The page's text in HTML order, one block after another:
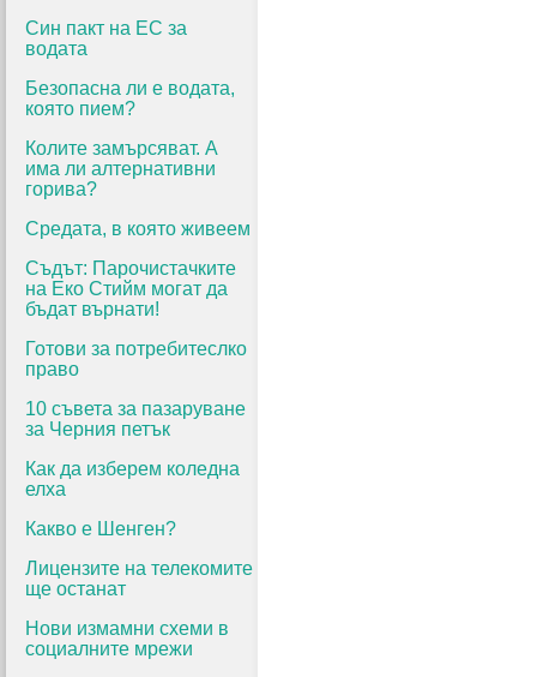
Син пакт на ЕС за
водата
Безопасна ли е водата,
която пием?
Колите замърсяват. А
има ли алтернативни
горива?
Средата, в която живеем
Съдът: Парочистачките
на Еко Стийм могат да
бъдат върнати!
Готови за потребитеслко
право
10 съвета за пазаруване
за Черния петък
Как да изберем коледна
елха
Какво е Шенген?
Лицензите на телекомите
ще останат
Нови измамни схеми в
социалните мрежи